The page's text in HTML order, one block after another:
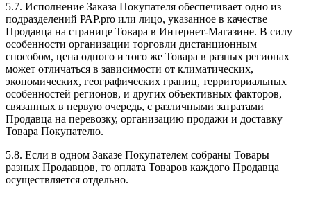
5.7. Исполнение Заказа Покупателя обеспечивает одно из
подразделений РАР.pro или лицо, указанное в качестве
Продавца на странице Товара в Интернет-Магазине. В силу
особенности организации торговли дистанционным
способом, цена одного и того же Товара в разных регионах
может отличаться в зависимости от климатических,
экономических, географических границ, территориальных
особенностей регионов, и других объективных факторов,
связанных в первую очередь, с различными затратами
Продавца на перевозку, организацию продажи и доставку
Товара Покупателю.
5.8. Если в одном Заказе Покупателем собраны Товары
разных Продавцов, то оплата Товаров каждого Продавца
осуществляется отдельно.